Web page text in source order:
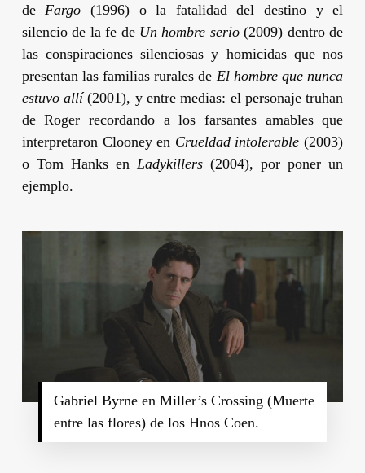
de Fargo (1996) o la fatalidad del destino y el
silencio de la fe de Un hombre serio(2009) dentro de
las conspiraciones silenciosas y homicidas que nos
presentan las familias rurales de El hombre que nunca
estuvo allí(2001), y entre medias: el personaje truhan
de Roger recordando a los farsantes amables que
interpretaron Clooney en Crueldad intolerable (2003)
o Tom Hanks en Ladykillers (2004), por poner un
ejemplo.
Gabriel Byrne en Miller’s Crossing (Muerte
entre las flores) de los Hnos Coen.